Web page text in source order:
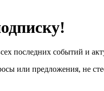
последних событий и
или предложения, не